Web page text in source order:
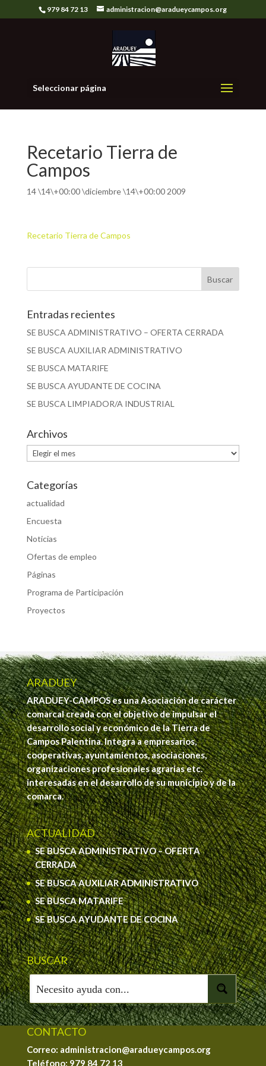
979 84 72 13 administracion@aradueycampos.org
Seleccionar página
Recetario Tierra de
Campos
14 \14\+00:00 \diciembre \14\+00:00 2009
Recetario Tierra de Campos
Entradas recientes
SE BUSCA ADMINISTRATIVO – OFERTA CERRADA
SE BUSCA AUXILIAR ADMINISTRATIVO
SE BUSCA MATARIFE
SE BUSCA AYUDANTE DE COCINA
SE BUSCA LIMPIADOR/A INDUSTRIAL
Archivos
Archivos
Categorías
actualidad
Encuesta
Noticias
Ofertas de empleo
Páginas
Programa de Participación
Proyectos
ARADUEY
ARADUEY-CAMPOS es una Asociación de carácter
comarcal creada con el objetivo de impulsar el
desarrollo social y económico de la Tierra de
Campos Palentina. Integra a empresarios,
cooperativas, ayuntamientos, asociaciones,
organizaciones profesionales agrarias etc.
interesadas en el desarrollo de su municipio y de la
comarca.
ACTUALIDAD
SE BUSCA ADMINISTRATIVO – OFERTA
CERRADA
SE BUSCA AUXILIAR ADMINISTRATIVO
SE BUSCA MATARIFE
SE BUSCA AYUDANTE DE COCINA
BUSCAR
CONTACTO
Correo: administracion@aradueycampos.org
Teléfono: 979 84 72 13